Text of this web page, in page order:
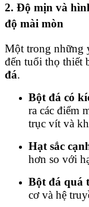
2. Độ mịn và
độ mài mòn
Một trong những
đến tuổi thọ thiết
đá.
Bột đá có
ra các điểm
trục vít và
Hạt sắc
hơn so với
Bột đá quá
cơ và hệ